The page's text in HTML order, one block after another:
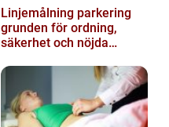
Linjemålning parkering
grunden för ordning,
säkerhet och nöjda